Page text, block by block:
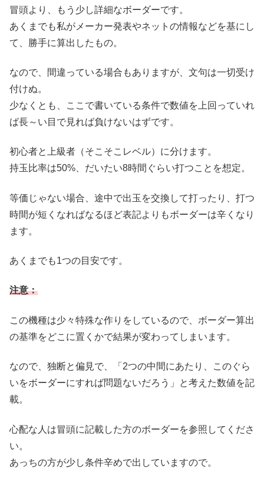
冒頭より、もう少し詳細なボーダーです。
あくまでも私がメーカー発表やネットの情報などを基にし
て、勝手に算出したもの。
なので、間違っている場合もありますが、文句は一切受け
付けぬ。
少なくとも、ここで書いている条件で数値を上回っていれ
ば長～い目で見れば負けないはずです。
初心者と上級者（そこそこレベル）に分けます。
持玉比率は50%、だいたい8時間ぐらい打つことを想定。
等価じゃない場合、途中で出玉を交換して打ったり、打つ
時間が短くなればなるほど表記よりもボーダーは辛くなり
ます。
あくまでも1つの目安です。
注意：
この機種は少々特殊な作りをしているので、ボーダー算出
の基準をどこに置くかで結果が変わってしまいます。
なので、独断と偏見で、「2つの中間にあたり、このぐら
いをボーダーにすれば問題ないだろう」と考えた数値を記
載。
心配な人は冒頭に記載した方のボーダーを参照してくださ
い。
あっちの方が少し条件辛めで出していますので。